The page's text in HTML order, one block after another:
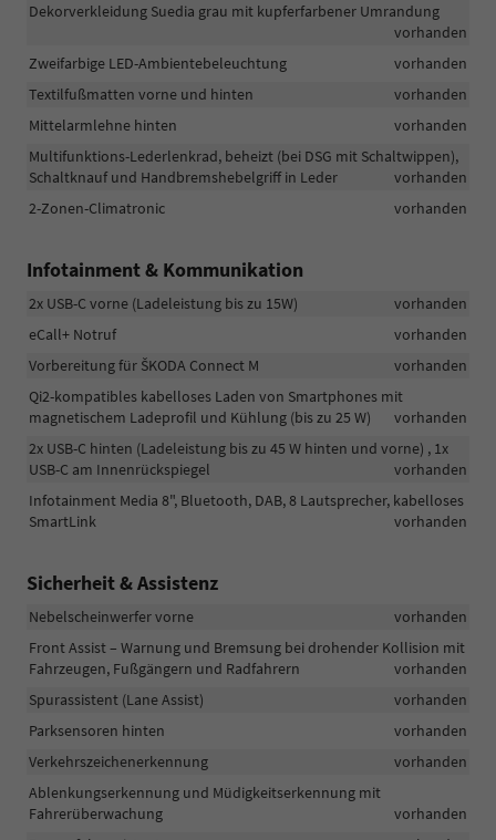
Dekorverkleidung Suedia grau mit kupferfarbener Umrandung
vorhanden
Zweifarbige LED-Ambientebeleuchtung
vorhanden
Textilfußmatten vorne und hinten
vorhanden
Mittelarmlehne hinten
vorhanden
Multifunktions-Lederlenkrad, beheizt (bei DSG mit Schaltwippen),
Schaltknauf und Handbremshebelgriff in Leder
vorhanden
2-Zonen-Climatronic
vorhanden
Infotainment & Kommunikation
2x USB-C vorne (Ladeleistung bis zu 15W)
vorhanden
eCall+ Notruf
vorhanden
Vorbereitung für ŠKODA Connect M
vorhanden
Qi2-kompatibles kabelloses Laden von Smartphones mit
magnetischem Ladeprofil und Kühlung (bis zu 25 W)
vorhanden
2x USB-C hinten (Ladeleistung bis zu 45 W hinten und vorne) , 1x
USB-C am Innenrückspiegel
vorhanden
Infotainment Media 8", Bluetooth, DAB, 8 Lautsprecher, kabelloses
SmartLink
vorhanden
Sicherheit & Assistenz
Nebelscheinwerfer vorne
vorhanden
Front Assist – Warnung und Bremsung bei drohender Kollision mit
Fahrzeugen, Fußgängern und Radfahrern
vorhanden
Spurassistent (Lane Assist)
vorhanden
Parksensoren hinten
vorhanden
Verkehrszeichenerkennung
vorhanden
Ablenkungserkennung und Müdigkeitserkennung mit
Fahrerüberwachung
vorhanden